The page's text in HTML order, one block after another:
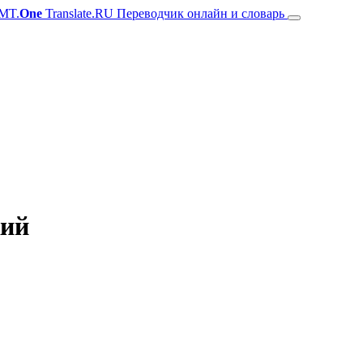
One Translate.RU Переводчик онлайн и словарь